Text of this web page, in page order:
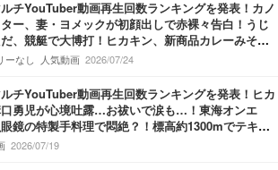
チYouTuber動画再生回数ランキングを発表！カノ
ー、妻・ヨメックが初顔出しで赤裸々告白！うじ
、競艇で大博打！ヒカキン、新商品カレーみそき
開始を報告！
ーなし 人気動画 2026/07/24
チYouTuber動画再生回数ランキングを発表！ヒカ
勇児が心境吐露…お祓いで涙も…！東海オンエ
鏡の特製手料理で悶絶？！標高約1300mでテキー
飲み…果たしてどちらが酔うのか？！
2026/07/19